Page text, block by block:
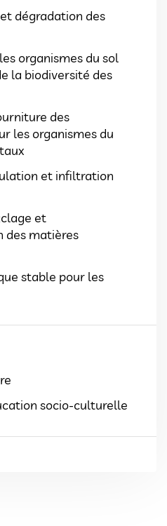
dégradation des
organismes du sol
la biodiversité des
des
les organismes du
et infiltration
et
des matières
stable pour les
socio-culturelle